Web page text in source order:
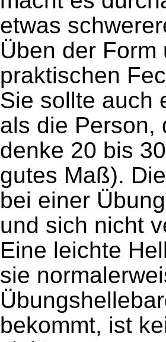
etwas
Üben der Form
praktischen
Sie sollte auch
als die Person,
denke 20 bis
gutes Maß).
bei einer
und sich nicht
Eine leichte
sie
bekommt, ist